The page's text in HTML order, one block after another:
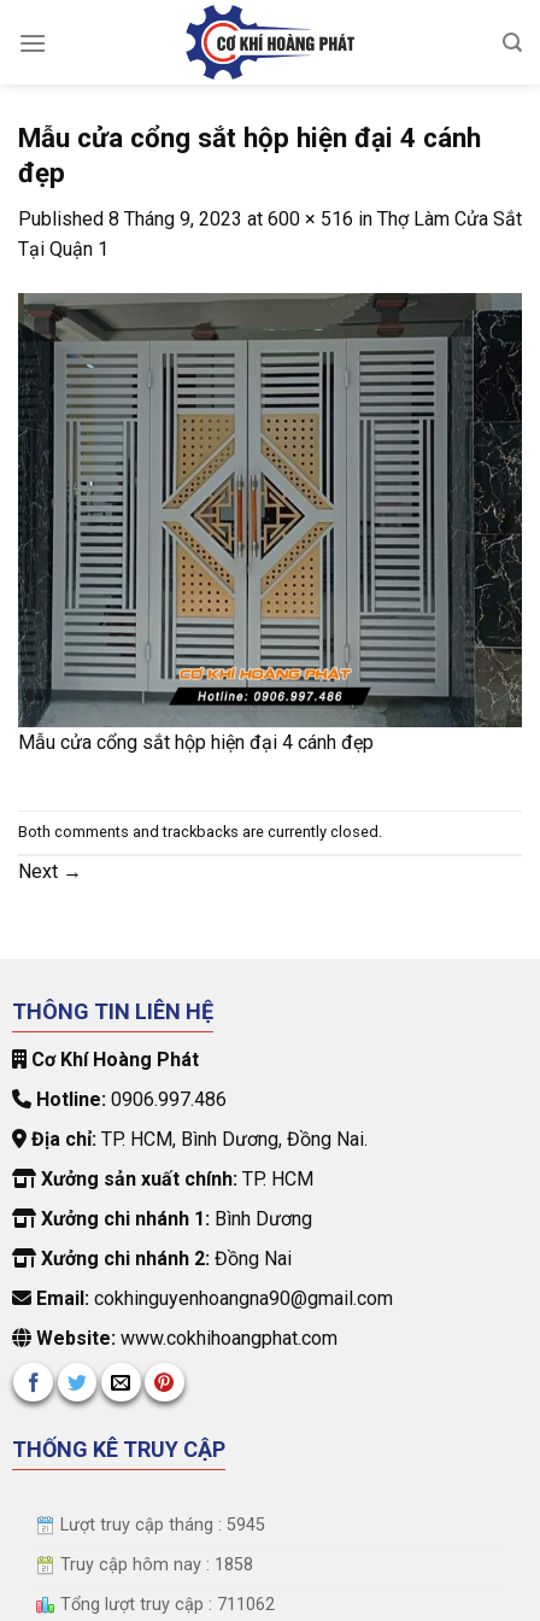
Mẫu cửa cổng sắt hộp hiện đại 4 cánh
đẹp
Published 8 Tháng 9, 2023 at 600 × 516 in Thợ Làm Cửa Sắt
Tại Quận 1
Mẫu cửa cổng sắt hộp hiện đại 4 cánh đẹp
Both comments and trackbacks are currently closed.
Next →
THÔNG TIN LIÊN HỆ
Cơ Khí Hoàng Phát
Hotline:0906.997.486
Địa chỉ:TP. HCM, Bình Dương, Đồng Nai.
Xưởng sản xuất chính:TP. HCM
Xưởng chi nhánh 1:Bình Dương
Xưởng chi nhánh 2:Đồng Nai
Email:cokhinguyenhoangna90@gmail.com
Website:www.cokhihoangphat.com
THỐNG KÊ TRUY CẬP
Lượt truy cập tháng : 5945
Truy cập hôm nay : 1858
Tổng lượt truy cập : 711062